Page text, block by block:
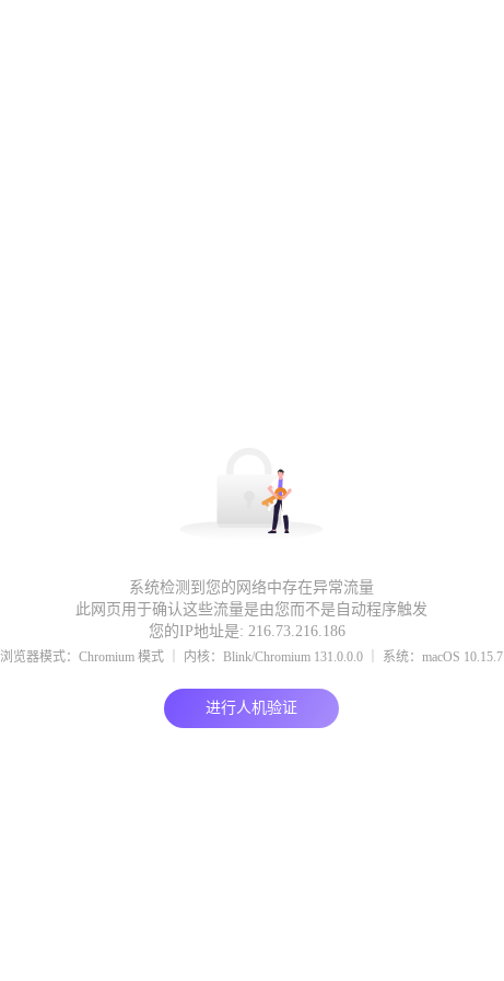
系统检测到您的网络中存在异常流量
此网页用于确认这些流量是由您而不是自动程序触发
您的IP地址是: 216.73.216.186
浏览器模式：Chromium 模式 ｜ 内核：Blink/Chromium 131.0.0.0 ｜ 系统：macOS 10.15.7
进行人机验证